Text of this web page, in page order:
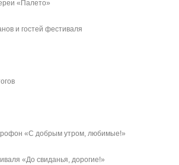
«Палето»
и гостей фестиваля
«С добрым утром, любимые!»
«До свиданья, дорогие!»